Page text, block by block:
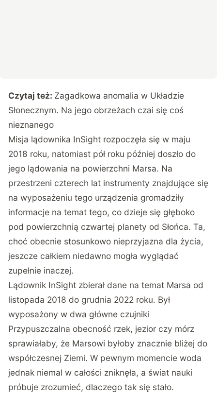
Czytaj też: Zagadkowa anomalia w Układzie
Słonecznym. Na jego obrzeżach czai się coś
nieznanego
Misja lądownika InSight rozpoczęła się w maju
2018 roku, natomiast pół roku później doszło do
jego lądowania na powierzchni Marsa. Na
przestrzeni czterech lat instrumenty znajdujące się
na wyposażeniu tego urządzenia gromadziły
informacje na temat tego, co dzieje się głęboko
pod powierzchnią czwartej planety od Słońca. Ta,
choć obecnie stosunkowo nieprzyjazna dla życia,
jeszcze całkiem niedawno mogła wyglądać
zupełnie inaczej.
Lądownik InSight zbierał dane na temat Marsa od
listopada 2018 do grudnia 2022 roku. Był
wyposażony w dwa główne czujniki
Przypuszczalna obecność rzek, jezior czy mórz
sprawiałaby, że Marsowi byłoby znacznie bliżej do
współczesnej Ziemi. W pewnym momencie woda
jednak niemal w całości zniknęła, a świat nauki
próbuje zrozumieć, dlaczego tak się stało.